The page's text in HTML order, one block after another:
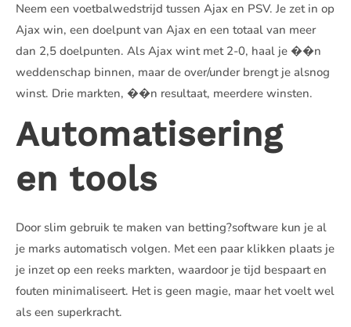
Neem een voetbalwedstrijd tussen Ajax en PSV. Je zet in op
Ajax win, een doelpunt van Ajax en een totaal van meer
dan 2,5 doelpunten. Als Ajax wint met 2-0, haal je ��n
weddenschap binnen, maar de over/under brengt je alsnog
winst. Drie markten, ��n resultaat, meerdere winsten.
Automatisering
en tools
Door slim gebruik te maken van betting?software kun je al
je marks automatisch volgen. Met een paar klikken plaats je
je inzet op een reeks markten, waardoor je tijd bespaart en
fouten minimaliseert. Het is geen magie, maar het voelt wel
als een superkracht.